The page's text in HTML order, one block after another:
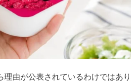
理由が公表されているわけではあり